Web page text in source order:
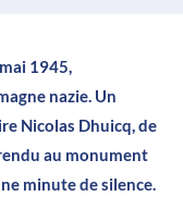
1945,
nazie. Un
Nicolas Dhuicq, de
au monument
minute de silence.